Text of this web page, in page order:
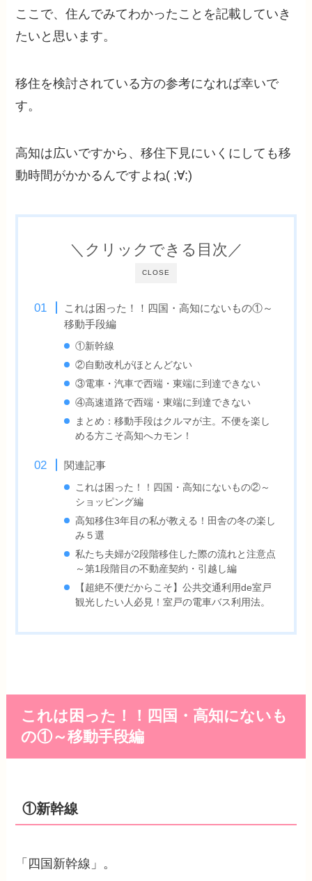
ここで、住んでみてわかったことを記載していき
たいと思います。
移住を検討されている方の参考になれば幸いで
す。
高知は広いですから、移住下見にいくにしても移
動時間がかかるんですよね( ;∀;)
CLOSE
＼クリックできる目次／
これは困った！！四国・高知にないもの①～
移動手段編
①新幹線
②自動改札がほとんどない
③電車・汽車で西端・東端に到達できない
④高速道路で西端・東端に到達できない
まとめ：移動手段はクルマが主。不便を楽し
める方こそ高知へカモン！
関連記事
これは困った！！四国・高知にないもの②～
ショッピング編
高知移住3年目の私が教える！田舎の冬の楽し
み５選
私たち夫婦が2段階移住した際の流れと注意点
～第1段階目の不動産契約・引越し編
【超絶不便だからこそ】公共交通利用de室戸
観光したい人必見！室戸の電車バス利用法。
これは困った！！四国・高知にないも
の①～移動手段編
①新幹線
「四国新幹線」。